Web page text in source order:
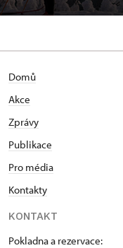
Domů
Akce
Zprávy
Publikace
Pro média
Kontakty
KONTAKT
Pokladna a rezervace: